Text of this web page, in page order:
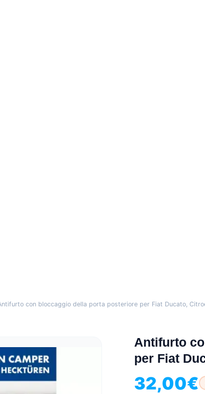
con bloccaggio della porta posteriore per Fiat Ducato,
Antifurto
per Fiat
32,00€